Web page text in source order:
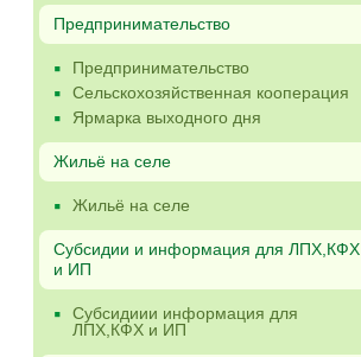
Предпринимательство
Предпринимательство
Сельскохозяйственная кооперация
Ярмарка выходного дня
Жильё на селе
Жильё на селе
Субсидии и информация для ЛПХ,КФХ
и ИП
Субсидиии информация для
ЛПХ,КФХ и ИП